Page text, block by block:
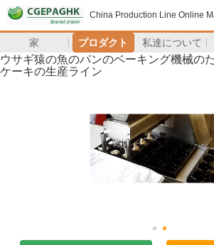
China Production Line Online
家 プロダクト 私達について
ウサギ猿の魚のパンのベーキング機械の
ケーキの生産ライン